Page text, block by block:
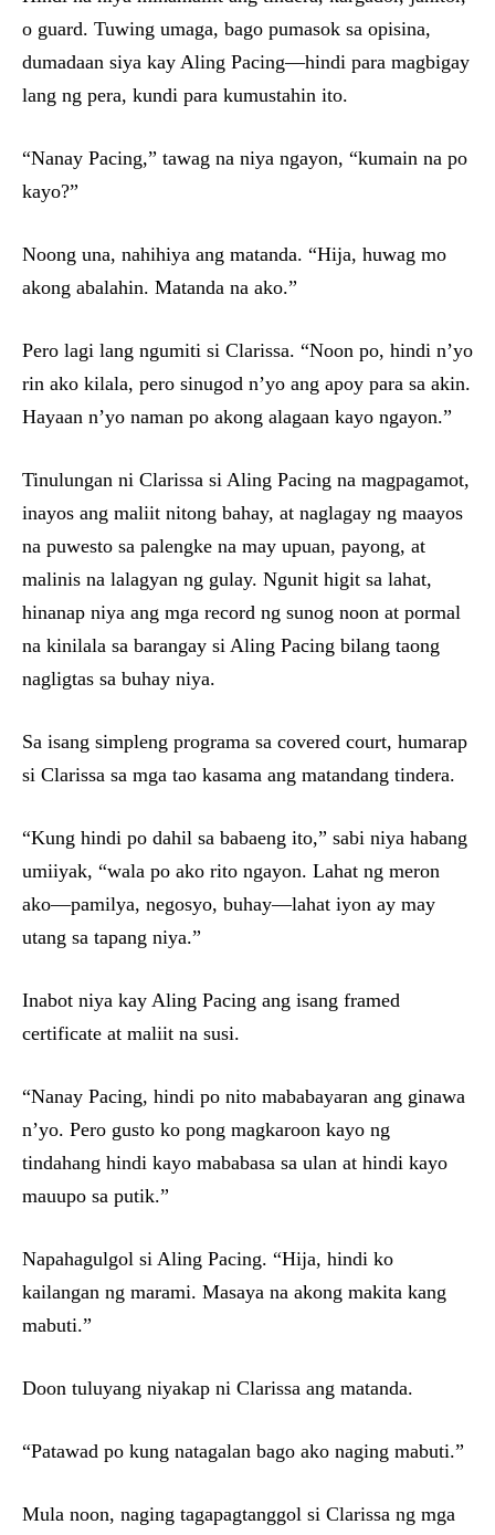
o guard. Tuwing umaga, bago pumasok sa opisina,
dumadaan siya kay Aling Pacing—hindi para magbigay
lang ng pera, kundi para kumustahin ito.
“Nanay Pacing,” tawag na niya ngayon, “kumain na po
kayo?”
Noong una, nahihiya ang matanda. “Hija, huwag mo
akong abalahin. Matanda na ako.”
Pero lagi lang ngumiti si Clarissa. “Noon po, hindi n’yo
rin ako kilala, pero sinugod n’yo ang apoy para sa akin.
Hayaan n’yo naman po akong alagaan kayo ngayon.”
Tinulungan ni Clarissa si Aling Pacing na magpagamot,
inayos ang maliit nitong bahay, at naglagay ng maayos
na puwesto sa palengke na may upuan, payong, at
malinis na lalagyan ng gulay. Ngunit higit sa lahat,
hinanap niya ang mga record ng sunog noon at pormal
na kinilala sa barangay si Aling Pacing bilang taong
nagligtas sa buhay niya.
Sa isang simpleng programa sa covered court, humarap
si Clarissa sa mga tao kasama ang matandang tindera.
“Kung hindi po dahil sa babaeng ito,” sabi niya habang
umiiyak, “wala po ako rito ngayon. Lahat ng meron
ako—pamilya, negosyo, buhay—lahat iyon ay may
utang sa tapang niya.”
Inabot niya kay Aling Pacing ang isang framed
certificate at maliit na susi.
“Nanay Pacing, hindi po nito mababayaran ang ginawa
n’yo. Pero gusto ko pong magkaroon kayo ng
tindahang hindi kayo mababasa sa ulan at hindi kayo
mauupo sa putik.”
Napahagulgol si Aling Pacing. “Hija, hindi ko
kailangan ng marami. Masaya na akong makita kang
mabuti.”
Doon tuluyang niyakap ni Clarissa ang matanda.
“Patawad po kung natagalan bago ako naging mabuti.”
Mula noon, naging tagapagtanggol si Clarissa ng mga